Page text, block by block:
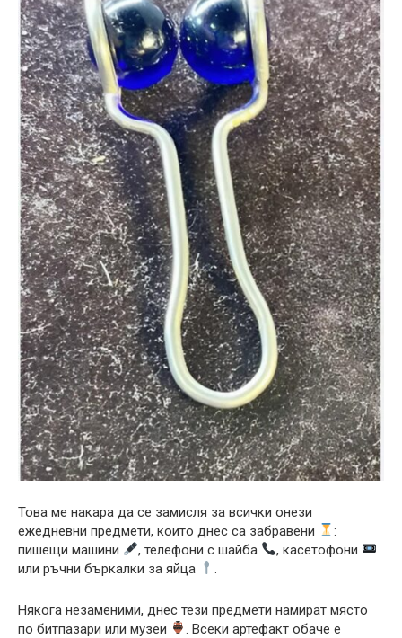
Това ме накара да се замисля за всички онези
ежедневни предмети, които днес са забравени
:
пишещи машини
, телефони с шайба
, касетофони
или ръчни бъркалки за яйца
.
Някога незаменими, днес тези предмети намират място
по битпазари или музеи
. Всеки артефакт обаче е